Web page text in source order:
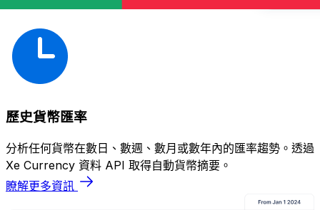
歷史貨幣匯率
分析任何貨幣在數日、數週、數月或數年內的匯率趨勢。透過
Xe Currency 資料 API 取得自動貨幣摘要。
瞭解更多資訊